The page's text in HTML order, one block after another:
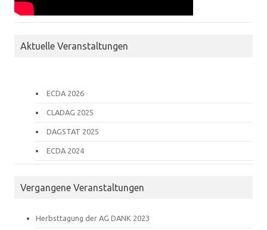
Aktuelle Veranstaltungen
ECDA 2026
CLADAG 2025
DAGSTAT 2025
ECDA 2024
Vergangene Veranstaltungen
Herbsttagung der AG DANK 2023